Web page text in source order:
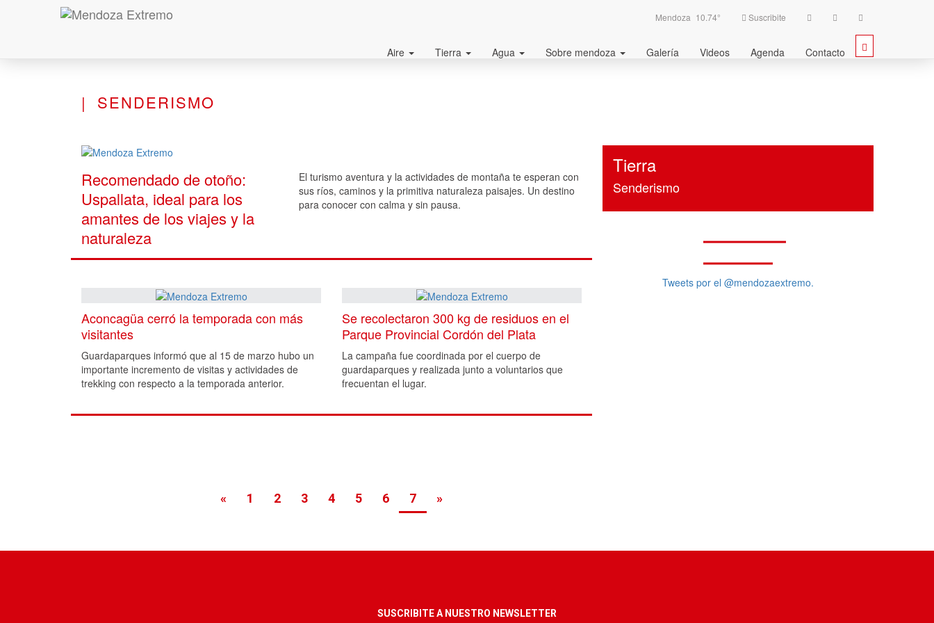
Mendoza 10.74° Suscribite
Aire Tierra Agua Sobre mendoza Galería Videos Agenda Contacto
SENDERISMO
Recomendado de otoño:
Uspallata, ideal para los
amantes de los viajes y la
naturaleza
El turismo aventura y la actividades de montaña te esperan con
sus ríos, caminos y la primitiva naturaleza paisajes. Un destino
para conocer con calma y sin pausa.
Aconcagüa cerró la temporada con más
visitantes
Guardaparques informó que al 15 de marzo hubo un
importante incremento de visitas y actividades de
trekking con respecto a la temporada anterior.
Se recolectaron 300 kg de residuos en el
Parque Provincial Cordón del Plata
La campaña fue coordinada por el cuerpo de
guardaparques y realizada junto a voluntarios que
frecuentan el lugar.
« 1 2 3 4 5 6 7 »
Tierra
Senderismo
Tweets por el @mendozaextremo.
SUSCRIBITE A NUESTRO NEWSLETTER